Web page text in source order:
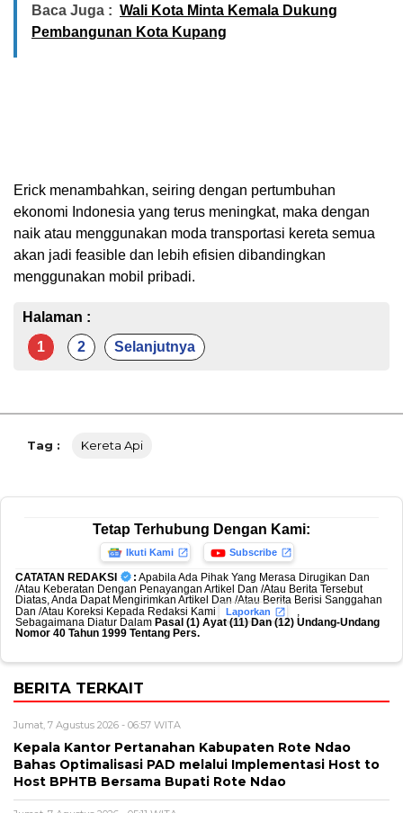
Baca Juga : Wali Kota Minta Kemala Dukung
Pembangunan Kota Kupang
Erick menambahkan, seiring dengan pertumbuhan
ekonomi Indonesia yang terus meningkat, maka dengan
naik atau menggunakan moda transportasi kereta semua
akan jadi feasible dan lebih efisien dibandingkan
menggunakan mobil pribadi.
Halaman :
1
2 Selanjutnya
Tag : Kereta Api
Tetap Terhubung Dengan Kami:
Ikuti Kami Subscribe
CATATAN REDAKSI : Apabila Ada Pihak Yang Merasa Dirugikan Dan
/Atau Keberatan Dengan Penayangan Artikel Dan /Atau Berita Tersebut
Diatas, Anda Dapat Mengirimkan Artikel Dan /Atau Berita Berisi Sanggahan
Dan /Atau Koreksi Kepada Redaksi Kami
Laporkan
,
Sebagaimana Diatur Dalam Pasal (1) Ayat (11) Dan (12) Undang-Undang
Nomor 40 Tahun 1999 Tentang Pers.
BERITA TERKAIT
Jumat, 7 Agustus 2026 - 06:57 WITA
Kepala Kantor Pertanahan Kabupaten Rote Ndao
Bahas Optimalisasi PAD melalui Implementasi Host to
Host BPHTB Bersama Bupati Rote Ndao